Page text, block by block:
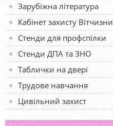
Зарубіжна література
Кабінет захисту Вітчизни
Стенди для профспілки
Стенди ДПА та ЗНО
Таблички на двері
Трудове навчання
Цивільний захист